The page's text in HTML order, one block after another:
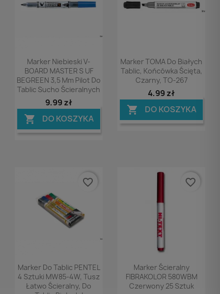
Podgląd
Marker Niebieski V-
BOARD MASTER S UF
BEGREEN 3,5 Mm Pilot Do
Tablic Sucho Ścieralnych
9,99 zł
 DO KOSZYKA
Podgląd
Marker TOMA Do Białych
Tablic, Końcówka Ścięta,
Czarny, TO-267
4,99 zł
 DO KOSZYKA
Podgląd
Marker Do Tablic PENTEL
4 Sztuki MW85-4W, Tusz
Łatwo Ścieralny, Do
favorite_border
Podgląd
Marker Ścieralny
FIBRAKOLOR 580WBM
Czerwony 25 Sztuk
favorite_border